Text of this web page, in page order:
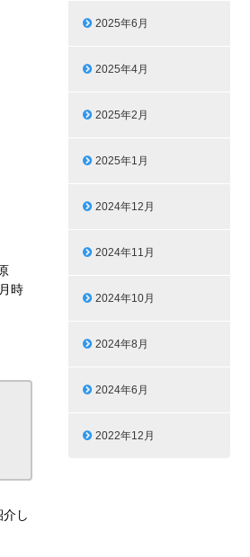
時
し
2025年6月
2025年4月
2025年2月
2025年1月
2024年12月
2024年11月
2024年10月
2024年8月
2024年6月
2022年12月